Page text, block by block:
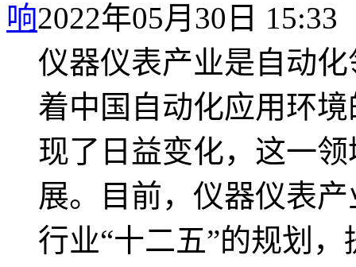
响2022年05月30日 15:33
仪器仪表产业是自动
着中国自动化应用环
现了日益变化，这一
展。目前，仪器仪表
行业“十二五”的规划